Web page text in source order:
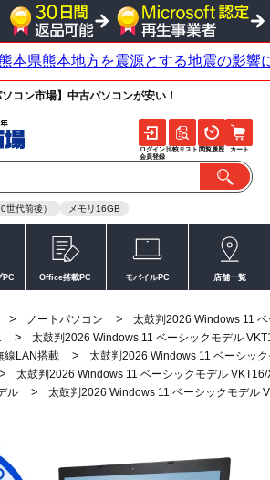
コン市場】中古パソコンが安い！
世代前後） メモリ16GB
ログイン
会員登録
比較リスト 閲覧履歴 カート
PC Office搭載PC モバイルPC 店舗一覧
> ノートパソコン >
太鼓判2026 Windows 11
>
太鼓判2026 Windows 11 ベーシックモデル
線LAN搭載 >
太鼓判2026 Windows 11 ベーシッ
>
太鼓判2026 Windows 11 ベーシックモデル
ル > 太鼓判2026 Windows 11 ベーシックモデル